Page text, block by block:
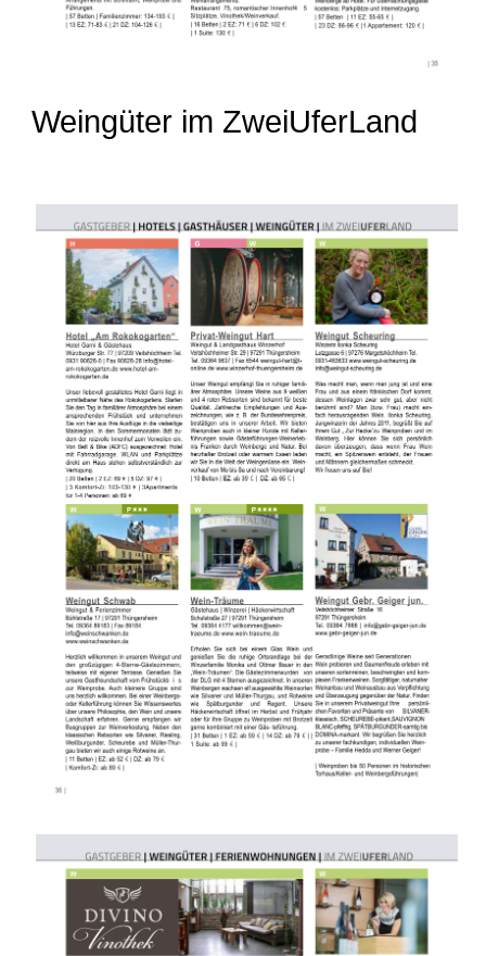
Weingüter im ZweiUferLand